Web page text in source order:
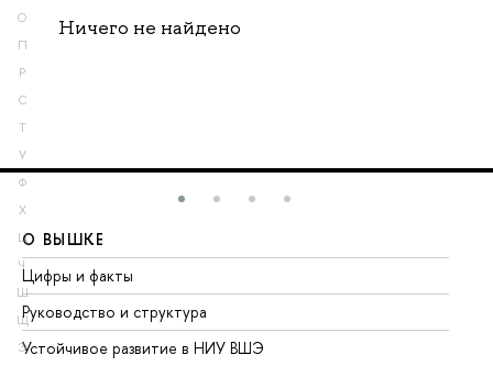
О
П
Р
С
Т
У
Ф
Х
Ц
Ч
Ш
Щ
Э
Ничего не найдено
О ВЫШКЕ
Цифры и факты
Руководство и структура
Устойчивое развитие в НИУ ВШЭ